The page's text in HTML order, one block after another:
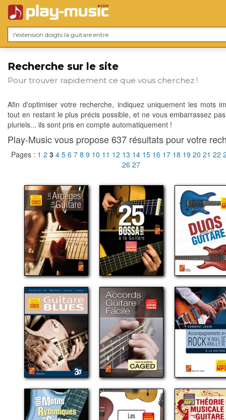
Recherche sur le site
Pour trouver rapidement ce que vous cherchez !
Afin d'optimiser votre recherche, indiquez uniquement les mots
tout en restant le plus précis possible, et ne vous embarrassez
pluriels... ils sont pris en compte automatiquement !
Play-Music vous propose 637 résultats pour votre
Pages : 1 2 3 4 5 6 7 8 9 10 11 12 13 14 15 16 17 18 19 20 21 22
26 27